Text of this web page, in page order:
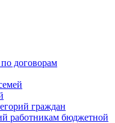
договорам
граждан
работникам бюджетной